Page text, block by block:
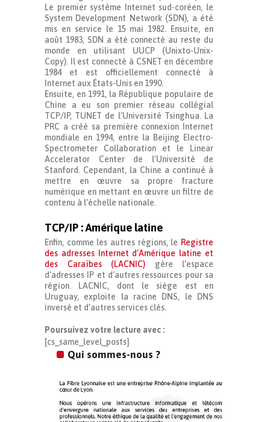
Le premier système Internet sud-coréen, le
System Development Network (SDN), a été
mis en service le 15 mai 1982. Ensuite, en
août 1983, SDN a été connecté au reste du
monde en utilisant UUCP (Unixto-Unix-
Copy). Il est connecté à CSNET en décembre
1984 et est officiellement connecté à
Internet aux États-Unis en 1990.
Ensuite, en 1991, la République populaire de
Chine a eu son premier réseau collégial
TCP/IP, TUNET de l’Université Tsinghua. La
PRC a créé sa première connexion Internet
mondiale en 1994, entre la Beijing Electro-
Spectrometer Collaboration et le Linear
Accelerator Center de l’Université de
Stanford. Cependant, la Chine a continué à
mettre en œuvre sa propre fracture
numérique en mettant en œuvre un filtre de
contenu à l’échelle nationale.
TCP/IP : Amérique latine
Enfin, comme les autres régions, le Registre
des adresses Internet d’Amérique latine et
des Caraïbes (LACNIC) gère l’espace
d’adresses IP et d’autres ressources pour sa
région. LACNIC, dont le siège est en
Uruguay, exploite la racine DNS, le DNS
inversé et d’autres services clés.
Poursuivez votre lecture avec :
[cs_same_level_posts]
Qui sommes-nous ?